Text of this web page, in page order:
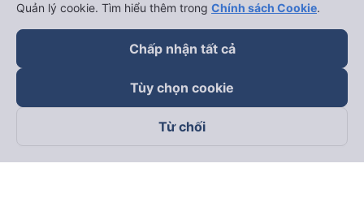
Theo dõi chúng tôi trên
Quản lý cookie. Tìm hiểu thêm trong Chính sách Cookie.
Chấp nhận tất cả
Tùy chọn cookie
Từ chối